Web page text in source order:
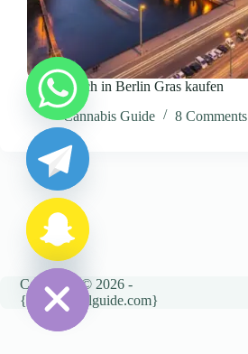
wo kann ich in Berlin Gras kaufen
Cannabis Guide
8 Comments
Copyright © 2026 -
{cannatravelguide.com}
H
i
c
h
a
t
y